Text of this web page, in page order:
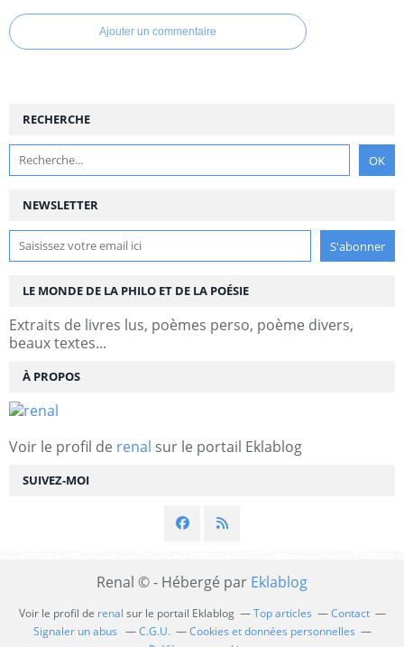
Ajouter un commentaire
NEWSLETTER
SUIVEZ-MOI
RECHERCHE
LE MONDE DE LA PHILO ET DE LA POÉSIE
Extraits de livres lus, poèmes perso, poème divers,
beaux textes...
À PROPOS
Voir le profil de renal sur le portail Eklablog
Renal © - Hébergé par Eklablog
Voir le profil de renal sur le portail Eklablog Top articles
Contact
Signaler un abus
C.G.U.
Cookies et données personnelles